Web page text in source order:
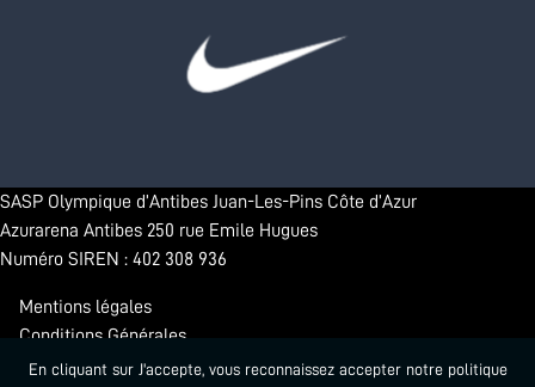
SASP Olympique d’Antibes Juan-Les-Pins Côte d’Azur
Azurarena Antibes 250 rue Emile Hugues
Numéro SIREN : 402 308 936
Mentions légales
Conditions Générales
Confidentialité
En cliquant sur J'accepte, vous reconnaissez accepter notre politique